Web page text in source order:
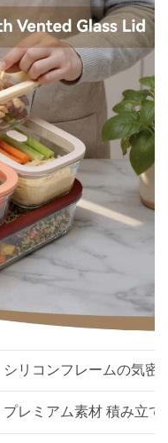
シリコンフレームの気密
プレミアム素材 積み立